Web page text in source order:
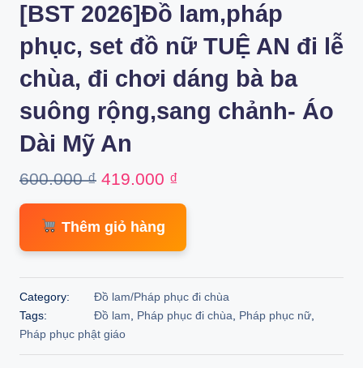
[BST 2026]Đồ lam,pháp
phục, set đồ nữ TUỆ AN đi lễ
chùa, đi chơi dáng bà ba
suông rộng,sang chảnh- Áo
Dài Mỹ An
600.000₫ Original
price
was:
419.000 ₫
price
Thêm giỏ hàng
Category:
Đồ lam/Pháp phục đi chùa
Tags:
Đồ lam, Pháp phục đi chùa, Pháp phục nữ,
Pháp phục phật giáo